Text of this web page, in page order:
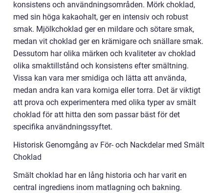
konsistens och användningsområden. Mörk choklad,
med sin höga kakaohalt, ger en intensiv och robust
smak. Mjölkchoklad ger en mildare och sötare smak,
medan vit choklad ger en krämigare och snällare smak.
Dessutom har olika märken och kvaliteter av choklad
olika smaktillstånd och konsistens efter smältning.
Vissa kan vara mer smidiga och lätta att använda,
medan andra kan vara korniga eller torra. Det är viktigt
att prova och experimentera med olika typer av smält
choklad för att hitta den som passar bäst för det
specifika användningssyftet.
Historisk Genomgång av För- och Nackdelar med Smält
Choklad
Smält choklad har en lång historia och har varit en
central ingrediens inom matlagning och bakning.